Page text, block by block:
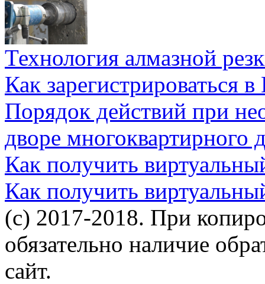
Технология алмазной
Как зарегистрироваться
Порядок действий при
дворе многоквартирного
Как получить
Как получить
(c) 2017-2018. При
обязательно наличие
сайт.